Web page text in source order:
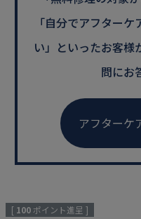
「自分でアフター
い」といったお客様
問にお
アフターケ
[ 100ポイント進呈 ]